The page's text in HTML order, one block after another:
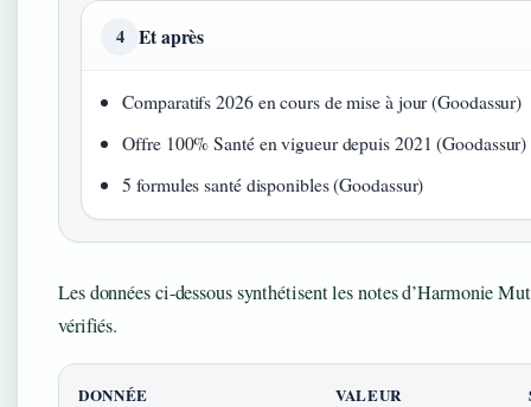
4 Et après
Comparatifs 2026 en cours de mise à jour (Goodassur)
Offre 100% Santé en vigueur depuis 2021 (Goodassur)
5 formules santé disponibles (Goodassur)
Les données ci-dessous synthétisent les notes d’Harmonie
vérifiés.
DONNÉE VALEUR